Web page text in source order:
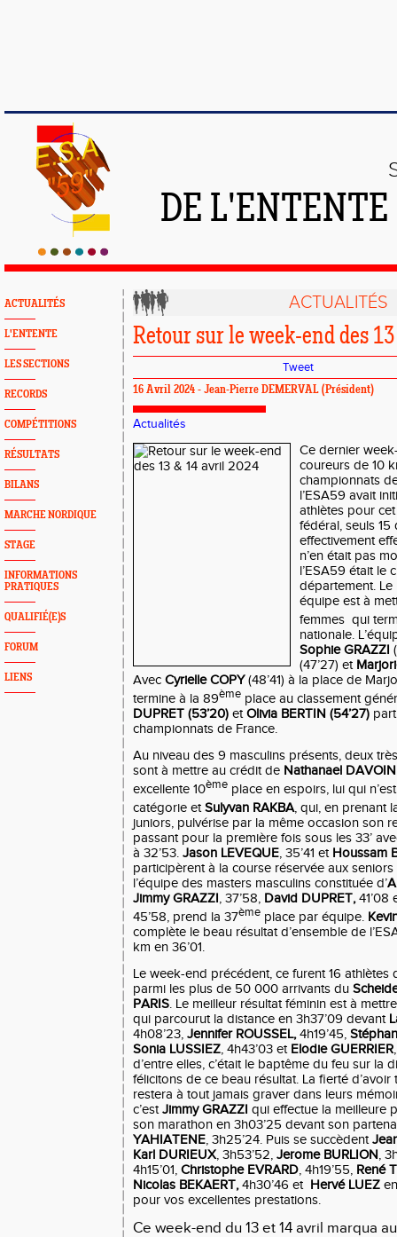
DE
ACTUALITÉS
L'ENTENTE
LES SECTIONS
RECORDS
COMPÉTITIONS
RÉSULTATS
BILANS
MARCHE NORDIQUE
STAGE
INFORMATIONS
PRATIQUES
QUALIFIÉ(E)S
FORUM
LIENS
ACTUALITÉS
Retour sur le week-end des
Tweet
16 Avril 2024 - Jean-Pierre DEMERVAL (Président)
Actualités
Ce dernier
coureurs de 10
championnats
l’ESA59 avait
athlètes pour
fédéral, seuls 15
effectivement
n’en était pas
l’ESA59 était le
département.
équipe est à
femmes qui
nationale.
Sophie GRAZZI
(47’27) et
Avec Cyrielle COPY(48’41) à la place de
termine à la 89ème place au classement
DUPRET (53’20) etOlivia BERTIN (54’27)
championnats de France.
Au niveau des 9 masculins présents, deux
sont à mettre au crédit de Nathanael
excellente 10ème place en espoirs, lui qui
catégorie etSulyvan RAKBA, qui, en prenant
juniors, pulvérise par la même occasion son
passant pour la première fois sous les 33’
à 32’53. Jason LEVEQUE, 35’41 et Houssam
participèrent à la course réservée aux
l’équipe des masters masculins constituée d’
Jimmy GRAZZI, 37’58, David DUPRET,41’08
45’58, prend la 37ème place par équipe.
complète le beau résultat d’ensemble de
km en 36’01.
Le week-end précédent, ce furent 16 athlètes
parmi les plus de 50 000 arrivants du
PARIS. Le meilleur résultat féminin est à
qui parcourut la distance en 3h37’09 devant
4h08’23, Jennifer ROUSSEL,4h19’45,
Sonia LUSSIEZ, 4h43’03 et Elodie GUERRIER
d’entre elles, c’était le baptême du feu sur la
félicitons de ce beau résultat. La fierté
restera à tout jamais graver dans leurs
c’estJimmy GRAZZI qui effectue la meilleure
son marathon en 3h03’25 devant son
YAHIATENE, 3h25’24. Puis se succèdent
Karl DURIEUX, 3h53’52, Jerome BURLION,
4h15’01, Christophe EVRARD, 4h19’55, René
Nicolas BEKAERT,4h30’46 et Hervé LUEZ
pour vos excellentes prestations.
Ce week-end du 13 et 14 avril marqua